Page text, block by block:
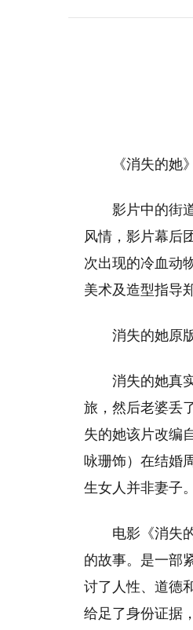
《消失的她
影片中的街
风情，影片幕后
次出现的冷血动
美术及造型指导
消失的她原
消失的她真
旅，然后老婆丢
失的她该片改编
咏珊饰）在结婚
生女人并非妻子。
电影《消失
的故事。是一部
讨了人性、道德
给足了身份证据